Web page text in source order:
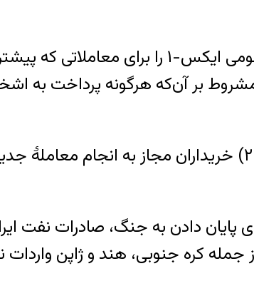
مشروط بر آن‌که هرگونه پرداخت
بر اساس مجوز جدید، از امروز (هفتم ژوئیه ۲۰۲۶)
پایان دادن به جنگ، صادرات نفت
جمله کره جنوبی، هند و ژاپن